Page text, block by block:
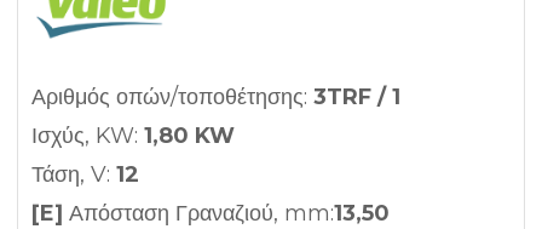
Αριθμός οπών/τοποθέτησης: 3TRF / 1
Ισχύς, KW: 1,80 KW
Τάση, V: 12
[E] Απόσταση Γραναζιού, mm:13,50